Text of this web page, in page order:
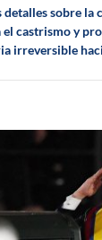
sobre la
castrismo y
irreversible